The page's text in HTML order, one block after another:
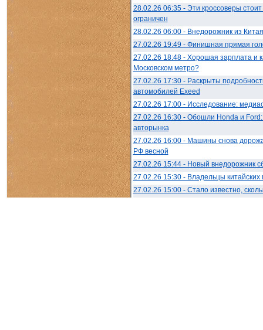
28.02.26 06:35 - Эти кроссоверы
ограничен
28.02.26 06:00 - Внедорожник из
27.02.26 19:49 - Финишная прямая
27.02.26 18:48 - Хорошая зарплата и
Московском метро?
27.02.26 17:30 - Раскрыты
автомобилей Exeed
27.02.26 17:00 - Исследование:
27.02.26 16:30 - Обошли Honda и Ford:
авторынка
27.02.26 16:00 - Машины снова
РФ весной
27.02.26 15:44 - Новый внедорожник
27.02.26 15:30 - Владельцы
27.02.26 15:00 - Стало известно,